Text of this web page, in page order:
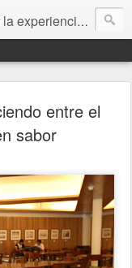
fundamentada en nuestro trabajo y resultados.
entre el
sabor